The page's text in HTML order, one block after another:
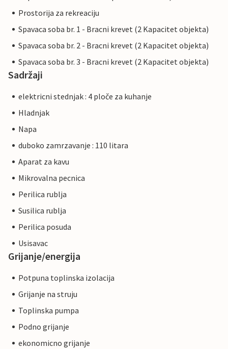
Prostorija za rekreaciju
Spavaca soba br. 1 - Bracni krevet (2 Kapacitet objekta)
Spavaca soba br. 2 - Bracni krevet (2 Kapacitet objekta)
Spavaca soba br. 3 - Bracni krevet (2 Kapacitet objekta)
Sadržaji
elektricni stednjak : 4 ploče za kuhanje
Hladnjak
Napa
duboko zamrzavanje : 110 litara
Aparat za kavu
Mikrovalna pecnica
Perilica rublja
Susilica rublja
Perilica posuda
Usisavac
Grijanje/energija
Potpuna toplinska izolacija
Grijanje na struju
Toplinska pumpa
Podno grijanje
ekonomicno grijanje